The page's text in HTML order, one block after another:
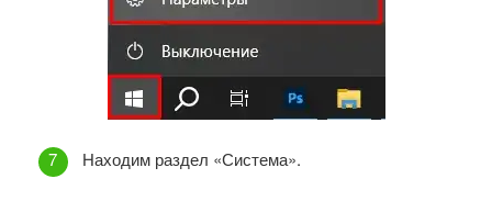
Находим раздел «Система».